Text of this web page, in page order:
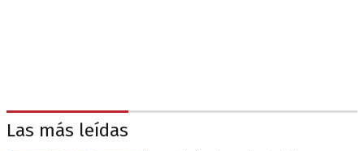
Las más leídas